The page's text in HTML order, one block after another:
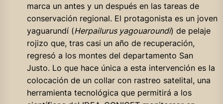
marca un antes y un después en las tareas de
conservación regional. El protagonista es un joven
yaguarundí (Herpailurus yagouaroundi) de pelaje
rojizo que, tras casi un año de recuperación,
regresó a los montes del departamento San
Justo. Lo que hace única a esta intervención es la
colocación de un collar con rastreo satelital, una
herramienta tecnológica que permitirá a los